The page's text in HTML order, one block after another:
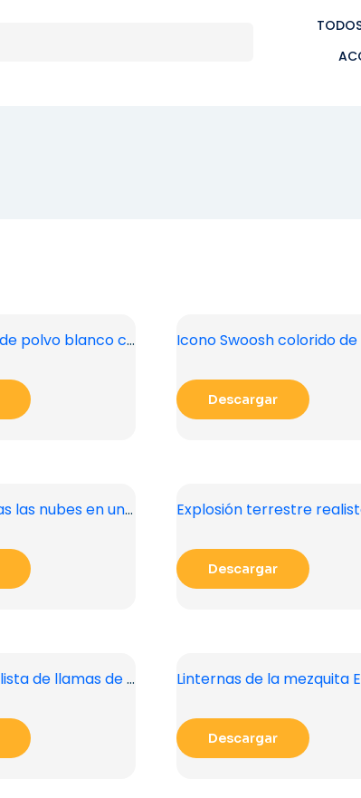
Vista superior de polvo blanco con sombra y textura PNG gratis
Descargar
Luna oculta tras las nubes en un cielo de ensueño PNG gratis
Descargar
Ilustración realista de llamas de fuego para gráficos PNG gratuitos
Descargar